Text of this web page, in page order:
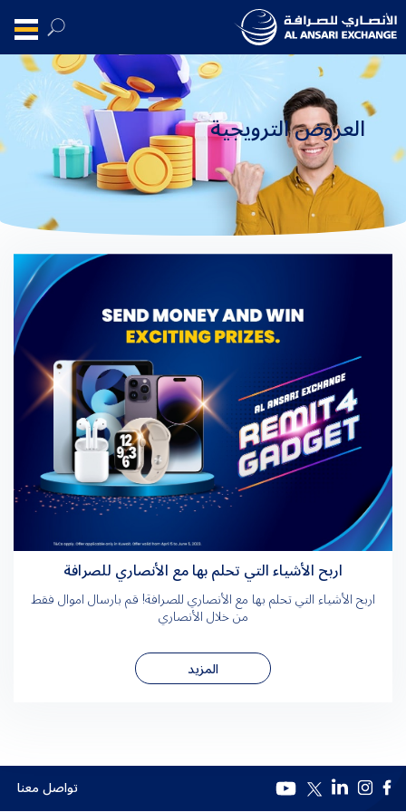
العروض الترويجية
اربح الأشياء التي تحلم بها مع الأنصاري للصرافة
اربح الأشياء التي تحلم بها مع الأنصاري للصرافة! قم بارسال اموال فقط
من خلال الأنصاري
المزيد
تواصل معنا